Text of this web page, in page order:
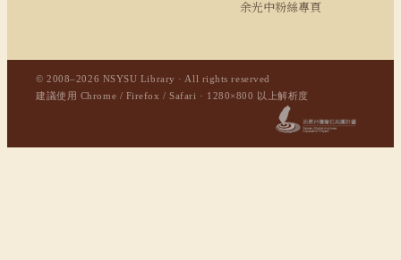
余光中粉絲專頁
© 2008–2026 NSYSU Library · All rights reserved
建議使用 Chrome / Firefox / Safari · 1280×800 以上解析度